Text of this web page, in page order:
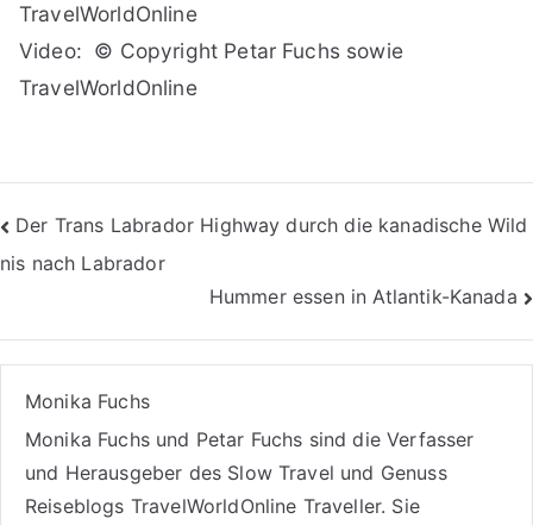
TravelWorldOnline
Video: © Copyright Petar Fuchs sowie
TravelWorldOnline
Beitragsnavigation
Der Trans Labrador Highway durch die kanadische Wild
nis nach Labrador
Hummer essen in Atlantik-Kanada
Monika Fuchs
Monika Fuchs und Petar Fuchs sind die Verfasser
und Herausgeber des Slow Travel und Genuss
Reiseblogs TravelWorldOnline Traveller. Sie